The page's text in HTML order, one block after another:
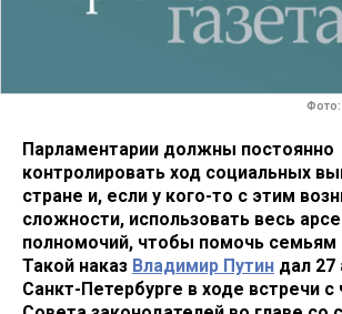
Фото:
Парламентарии должны постоянно
контролировать ход социальных
стране и, если у кого-то с этим
сложности, использовать весь
полномочий, чтобы помочь семьям
Такой наказ Владимир Путин дал 27
Санкт-Петербурге в ходе встречи с